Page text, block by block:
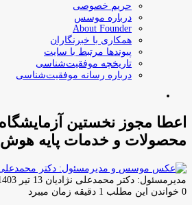
حریم خصوصی
درباره موسس
About Founder
همکاری با خبرنگاران
پیوندها مرتبط با سایت
تاریخچه موفقیت‌شناسی
درباره رسانه موفقیت‌شناسی
اعطا مجوز نخستین آزمایشگاه
محصولات و خدمات پایه
مدیرمسئول: دکتر محمدعلی نژادیان ارسال
ایمیل
13 تیر 1403 11:00
0 خواندن این مطلب 1 دقیقه زمان میبرد